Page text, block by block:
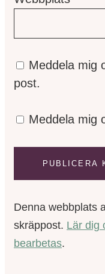
Meddela mig
post.
Meddela mig
Denna webbplats
skräppost. Lär dig
bearbetas.